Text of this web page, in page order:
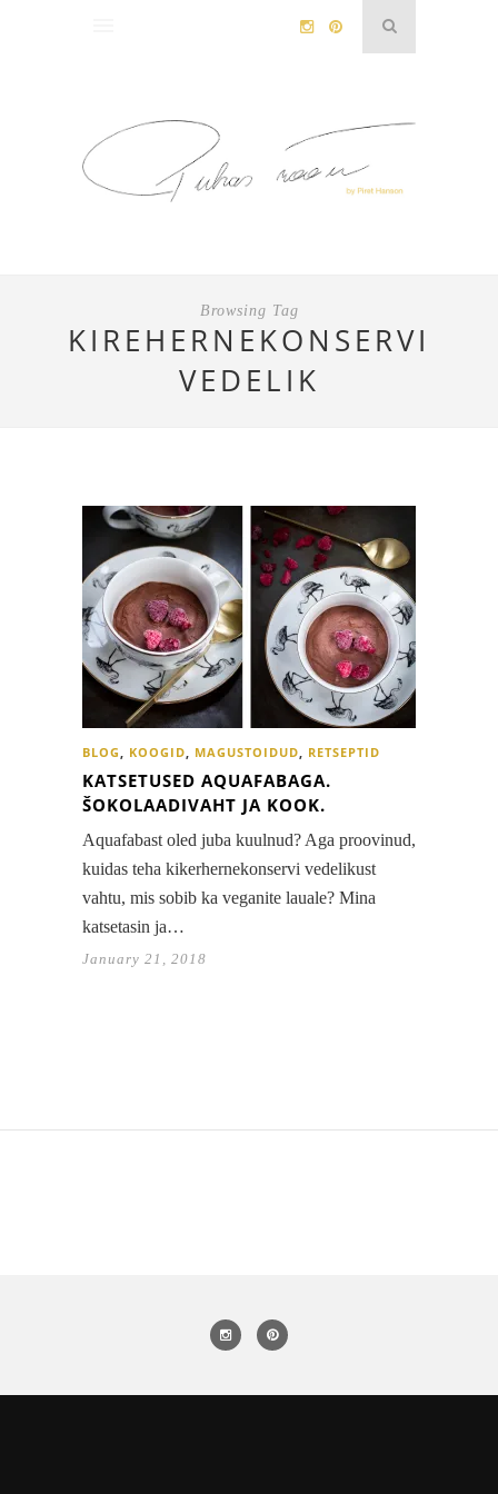
Browsing Tag
KIREHERNEKONSERVI
VEDELIK
BLOG, KOOGID, MAGUSTOIDUD, RETSEPTID
KATSETUSED AQUAFABAGA.
ŠOKOLAADIVAHT JA KOOK.
Aquafabast oled juba kuulnud? Aga proovinud,
kuidas teha kikerhernekonservi vedelikust
vahtu, mis sobib ka veganite lauale? Mina
katsetasin ja…
January 21, 2018